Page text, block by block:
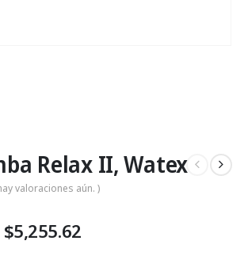
Relax II, Watex
valoraciones aún. )
$5,255.62Price